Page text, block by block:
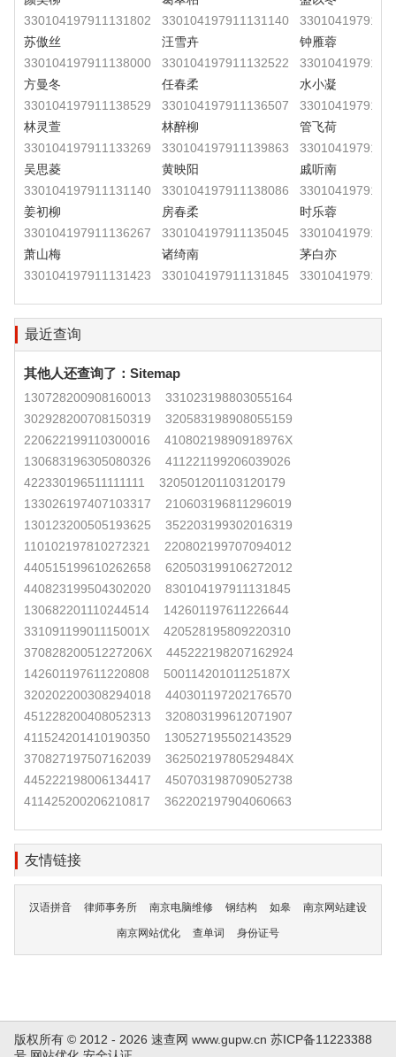
330104197911131802
330104197911131140
苏傲丝
330104197911138000
汪雪卉
330104197911132522
钟雁蓉
方曼冬
330104197911138529
任春柔
330104197911136507
水小凝
林灵萱
330104197911133269
林醉柳
330104197911139863
管飞荷
吴思菱
330104197911131140
黄映阳
330104197911138086
戚听南
姜初柳
330104197911136267
房春柔
330104197911135045
时乐蓉
萧山梅
330104197911131423
诸绮南
330104197911131845
茅白亦
最近查询
其他人还查询了： Sitemap
130728200908160013
331023198803055164
302928200708150319
320583198908055159
220622199110300016
41080219890918976X
130683196305080326
411221199206039026
422330196511111111
320501201103120179
133026197407103317
210603196811296019
130123200505193625
352203199302016319
110102197810272321
220802199707094012
440515199610262658
620503199106272012
440823199504302020
830104197911131845
130682201110244514
142601197611226644
33109119901115001X
420528195809220310
37082820051227206X
445222198207162924
142601197611220808
50011420101125187X
320202200308294018
440301197202176570
451228200408052313
320803199612071907
411524201410190350
130527195502143529
370827197507162039
36250219780529484X
445222198006134417
450703198709052738
411425200206210817
362202197904060663
友情链接
汉语拼音 律师事务所 南京电脑维修 钢结构 如皋 南京网站建设
南京网站优化 查单词 身份证号
版权所有 © 2012 - 2026 速查网 www.gupw.cn 苏ICP备11223388